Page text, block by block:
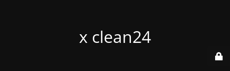
x clean24